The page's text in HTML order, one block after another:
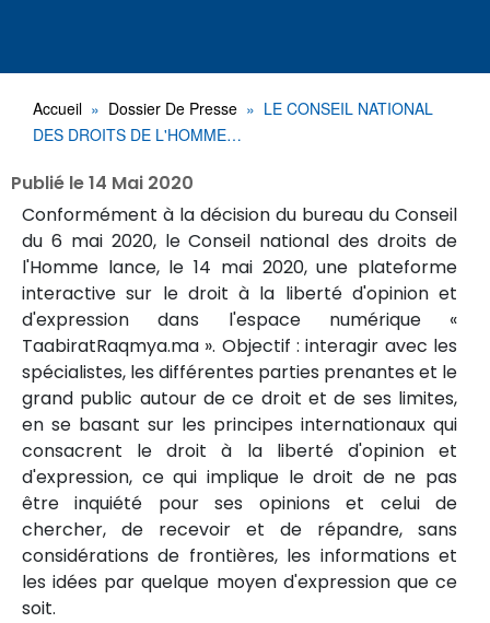
Accueil Dossier De Presse
LE CONSEIL NATIONAL
DES DROITS DE L'HOMME…
Publié le14 Mai 2020
Conformément à la décision du bureau du Conseil
du 6 mai 2020, le Conseil national des droits de
l'Homme lance, le 14 mai 2020, une plateforme
interactive sur le droit à la liberté d'opinion et
d'expression dans l'espace numérique «
TaabiratRaqmya.ma ». Objectif : interagir avec les
spécialistes, les différentes parties prenantes et le
grand public autour de ce droit et de ses limites,
en se basant sur les principes internationaux qui
consacrent le droit à la liberté d'opinion et
d'expression, ce qui implique le droit de ne pas
être inquiété pour ses opinions et celui de
chercher, de recevoir et de répandre, sans
considérations de frontières, les informations et
les idées par quelque moyen d'expression que ce
soit.